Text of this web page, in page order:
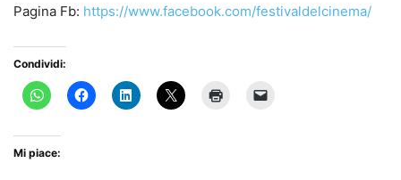
Pagina Fb: https://www.facebook.com/festivaldelcinema/
Condividi:
Mi piace: